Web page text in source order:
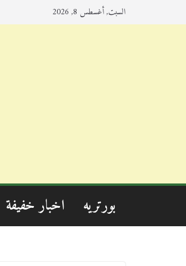
السبت, أغسطس 8, 2026
بورتريه اخبار خفيفة